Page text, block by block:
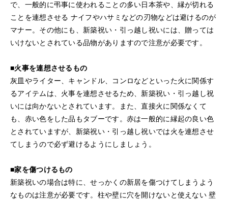
で、一般的に弔事に使われることの多い日本茶や、縁が切れる
ことを連想させる ナイフやハサミなどの刃物などは避けるのが
マナー。その他にも、新築祝い・引っ越し祝いには、贈っては
いけないとされている品物がありますので注意が必要です。
■火事を連想させるもの
灰皿やライター、キャンドル、コンロなどといった火に関係す
るアイテムは、火事を連想させるため、新築祝い・引っ越し祝
いには向かないとされています。また、直接火に関係なくて
も、赤い色をした品もタブーです。赤は一般的に縁起の良い色
とされていますが、新築祝い・引っ越し祝いでは火を連想させ
てしまうので必ず避けるようにしましょう。
■家を傷つけるもの
新築祝いの場合は特に、せっかくの新居を傷つけてしまうよう
なものは注意が必要です。柱や壁に穴を開けないと使えない 壁